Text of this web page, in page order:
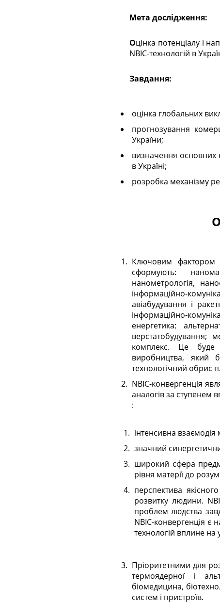
Мета дослідження:
Оцінка потенціалу і напрямів розвитку традиційних секторів промисловості в контексті впровадження
NBIC-технологій в
Завдання:
оцінка глобальних
прогнозування
України;
визначення основних
в Україні;
розробка механізму
Ключовим фактором
сформують:
нанометрологія,
інформаційно-
авіабудування і
інформаційно-
енергетика;
верстатобудування;
комплекс. Це буде
виробництва, який
технологічний обрис
NBIC-конвергенція
аналогів за ступенем
:
інтенсивна
значний
широкий сфера
рівня матерії до
перспектива
розвитку людини.
проблем людства
NBIC-конвергенція
технологій вплине на
Пріоритетними для
термоядерної і
біомедицина,
систем і пристроїв.